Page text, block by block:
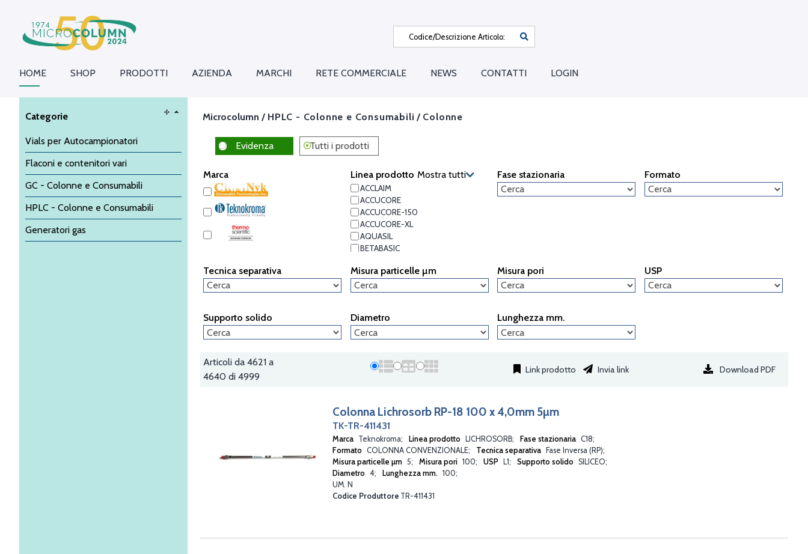
HOME SHOP PRODOTTI AZIENDA MARCHI RETE COMMERCIALE NEWS CONTATTI LOGIN
Categorie
Vials per Autocampionatori
Flaconi e contenitori vari
GC - Colonne e Consumabili
HPLC - Colonne e Consumabili
Generatori gas
Microcolumn / HPLC - Colonne e Consumabili / Colonne
Evidenza Tutti i prodotti
Marca Linea prodotto Mostra tutti
ACCLAIM
ACCUCORE
ACCUCORE-150
ACCUCORE-XL
AQUASIL
BETABASIC
BETASIL
BIOBASIC
DELTABOND
DNAPAC
FLUOPHASE
HYPERPACK ODS
HYPERPREP
HYPERREZ
HYPERSIL 100
HYPERSIL BDS
HYPERSIL CLASSICAL
HYPERSIL GREEN
IONPAC NS1
Fase stazionaria Formato
Tecnica separativa Misura particelle µm Misura pori USP
Supporto solido Diametro Lunghezza mm.
Link prodotto Invia link Download PDF
Articoli da 4621 a
4640 di 4999
Colonna Lichrosorb RP-18 100 x 4,0mm 5µm
TK-TR-411431
Marca Teknokroma Linea prodotto LICHROSORB Fase stazionaria C18
Formato COLONNA CONVENZIONALE Tecnica separativa
Fase Inversa (RP)
Misura particelle µm 5 Misura pori 100 USP L1 Supporto solido SILICEO
Diametro 4 Lunghezza mm. 100
UM. N
Codice Produttore TR-411431